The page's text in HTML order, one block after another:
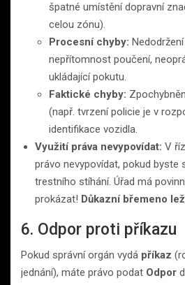
špatné umístění dopravní
celou zónu).
Procesní chyby:
nepřítomnost poučení,
ukládající pokutu.
Faktické chyby:
(např. tvrzení policie je v
identifikace vozidla.
Využití práva nevypovídat: V
právo nevypovídat, pokud byste
trestního stíhání. Úřad má
prokázat! Důkazní břemeno
6. Odpor proti příkazu
Pokud správní orgán vydá příkaz
jednání), máte právo podat Odpor